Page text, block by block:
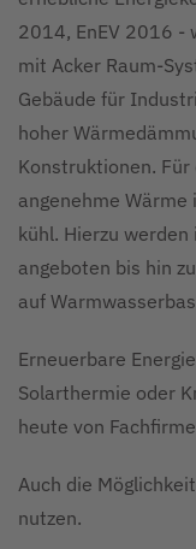
2014, EnEV 2016 -
mit Acker Raum-
Gebäude für
hoher
Konstruktionen.
angenehme
kühl. Hierzu
angeboten bis hin
auf
Erneuerbare
Solarthermie oder
heute von
Auch die
nutzen.